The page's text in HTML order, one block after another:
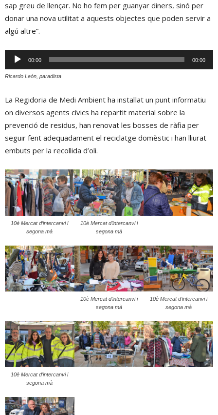
sap greu de llençar. No ho fem per guanyar diners, sinó per
donar una nova utilitat a aquests objectes que poden servir a
algú altre”.
Reproductor
d'àudio
00:00 00:00
Ricardo León, paradista
La Regidoria de Medi Ambient ha instal·lat un punt informatiu
on diversos agents cívics ha repartit material sobre la
prevenció de residus, han renovat les bosses de ràfia per
seguir fent adequadament el reciclatge domèstic i han lliurat
embuts per la recollida d’oli.
10è Mercat d’intercanvi i
segona mà
10è Mercat d’intercanvi i
segona mà
10è Mercat d’intercanvi i
segona mà
10è Mercat d’intercanvi i
segona mà
10è Mercat d’intercanvi i
segona mà